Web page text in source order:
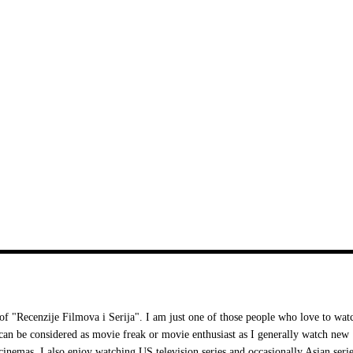
"Recenzije Filmova i Serija". I am just one of those people who love to
be considered as movie freak or movie enthusiast as I generally watch new